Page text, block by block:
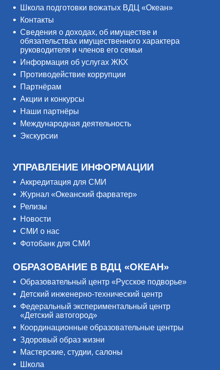
Школа подготовки вожатых ВДЦ «Океан»
Контакты
Сведения о доходах, об имуществе и
обязательствах имущественного характера
руководителя и членов его семьи
Информация об услугах ЖКХ
Противодействие коррупции
Партнёрам
Акции и конкурсы
Наши партнёры
Международная деятельность
Экскурсии
УПРАВЛЕНИЕ ИНФОРМАЦИИ
Аккредитация для СМИ
Журнал «Океанский фарватер»
Релизы
Новости
СМИ о нас
Фотобанк для СМИ
ОБРАЗОВАНИЕ В ВДЦ «ОКЕАН»
Образовательный центр «Русское подворье»
Детский инженерно-технический центр
Федеральный экспериментальный центр
«Детский автогород»
Координационные образовательные центры
Здоровый образ жизни
Мастерские, студии, салоны
Школа